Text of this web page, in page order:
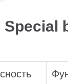
Special